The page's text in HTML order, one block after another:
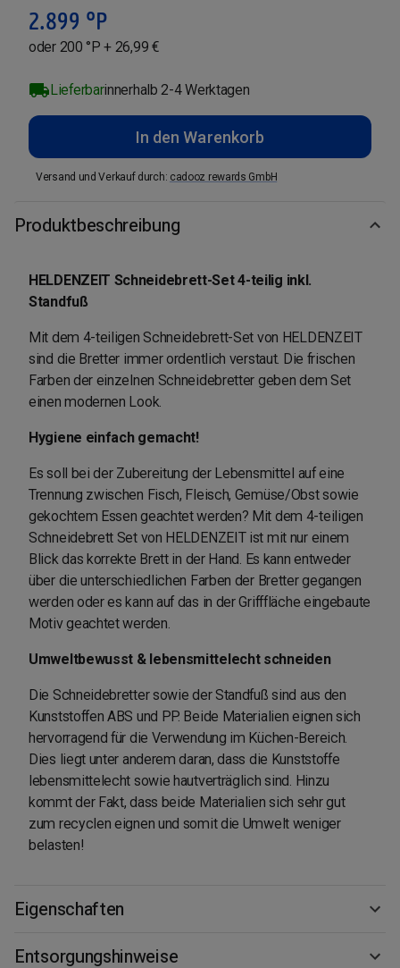
2.899 °P
oder 200 °P + 26,99 €
Lieferbarinnerhalb 2-4 Werktagen
In den Warenkorb
Versand und Verkauf durch: cadooz rewards GmbH
Produktbeschreibung
HELDENZEIT Schneidebrett-Set 4-teilig inkl.
Standfuß
Mit dem 4-teiligen Schneidebrett-Set von HELDENZEIT
sind die Bretter immer ordentlich verstaut. Die frischen
Farben der einzelnen Schneidebretter geben dem Set
einen modernen Look.
Hygiene einfach gemacht!
Es soll bei der Zubereitung der Lebensmittel auf eine
Trennung zwischen Fisch, Fleisch, Gemüse/Obst sowie
gekochtem Essen geachtet werden? Mit dem 4-teiligen
Schneidebrett Set von HELDENZEIT ist mit nur einem
Blick das korrekte Brett in der Hand. Es kann entweder
über die unterschiedlichen Farben der Bretter gegangen
werden oder es kann auf das in der Grifffläche eingebaute
Motiv geachtet werden.
Umweltbewusst & lebensmittelecht schneiden
Die Schneidebretter sowie der Standfuß sind aus den
Kunststoffen ABS und PP. Beide Materialien eignen sich
hervorragend für die Verwendung im Küchen-Bereich.
Dies liegt unter anderem daran, dass die Kunststoffe
lebensmittelecht sowie hautverträglich sind. Hinzu
kommt der Fakt, dass beide Materialien sich sehr gut
zum recyclen eignen und somit die Umwelt weniger
belasten!
Eigenschaften
Entsorgungshinweise